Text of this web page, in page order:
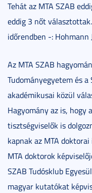
Tehát az MTA SZAB
eddig 3 nőt
időrendben -: Hohmann
Az MTA SZAB
Tudományegyetem és
akadémikusai közül
Hagyomány az is,
tisztségviselők is
kapnak az MTA
MTA doktorok
SZAB Tudósklub
magyar kutatókat